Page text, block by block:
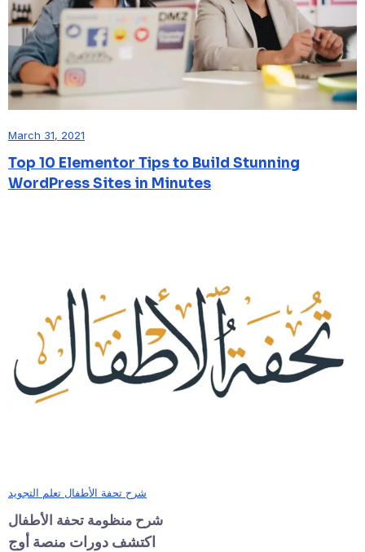
March 31, 2021
Top 10 Elementor Tips to Build Stunning
WordPress Sites in Minutes
شرح تحفة الأطفال تعلم التجويد
شرح منظومة تحفة الأطفال
اكتشف دورات منصة أوج